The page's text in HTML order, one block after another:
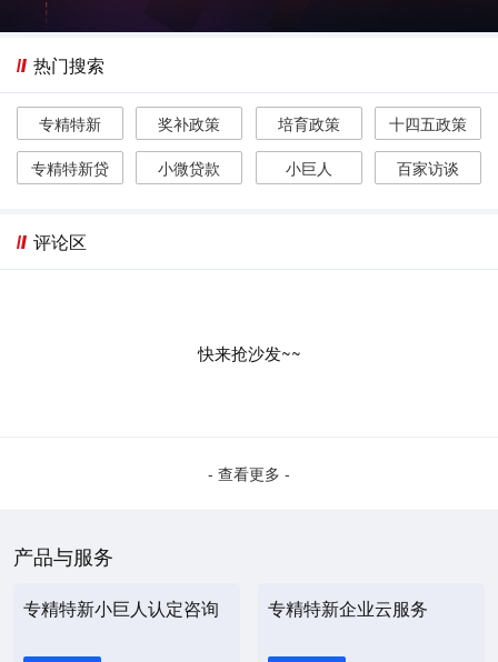
热门搜索
专精特新 奖补政策 培育政策
十四五政策
专精特新贷
小微贷款 小巨人 百家访谈
评论区
快来抢沙发~~
- 查看更多 -
产品与服务
专精特新小巨人认定咨询 专精特新企业云服务